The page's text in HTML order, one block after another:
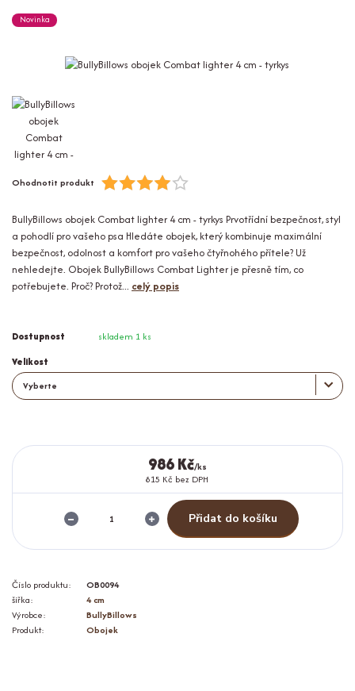
Novinka
Ohodnotit produkt
BullyBillows obojek Combat lighter 4 cm - tyrkys Prvotřídní bezpečnost, styl
a pohodlí pro vašeho psa Hledáte obojek, který kombinuje maximální
bezpečnost, odolnost a komfort pro vašeho čtyřnohého přítele? Už
nehledejte. Obojek BullyBillows Combat Lighter je přesně tím, co
potřebujete. Proč? Protož... celý popis
Dostupnost skladem 1 ks
Velikost
986 Kč/ks
815 Kč bez DPH
Přidat do košíku
Číslo produktu:
OB0094
šířka:
4 cm
Výrobce:
BullyBillows
Produkt:
Obojek